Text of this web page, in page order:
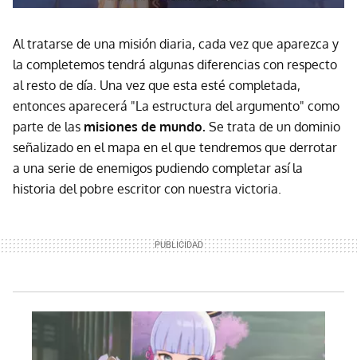
Al tratarse de una misión diaria, cada vez que aparezca y
la completemos tendrá algunas diferencias con respecto
al resto de día. Una vez que esta esté completada,
entonces aparecerá "La estructura del argumento" como
parte de las misiones de mundo. Se trata de un dominio
señalizado en el mapa en el que tendremos que derrotar
a una serie de enemigos pudiendo completar así la
historia del pobre escritor con nuestra victoria.